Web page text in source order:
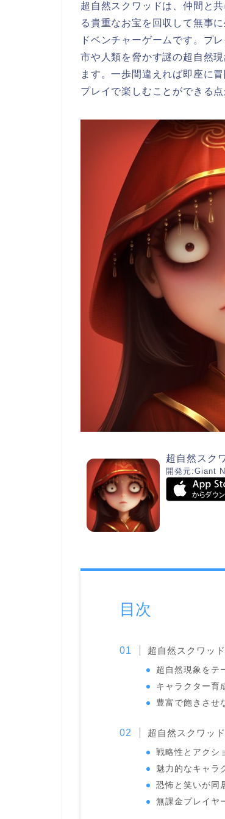
超自然スクワッドは、仲間と
る貴重なお宝を回収して無事
ドベンチャーゲームです。プ
市や人類を脅かす謎の超自然
ます。一歩間違えれば即座に
プレイで楽しむことができる点
超自然スク
開発元:Giant
目次
超自然スクワッ
超自然現象をテ
キャラクター育
豊富で飽きさせ
超自然スクワッ
戦略性とアクシ
魅力的なキャラ
恐怖と笑いが同
無課金プレイヤ